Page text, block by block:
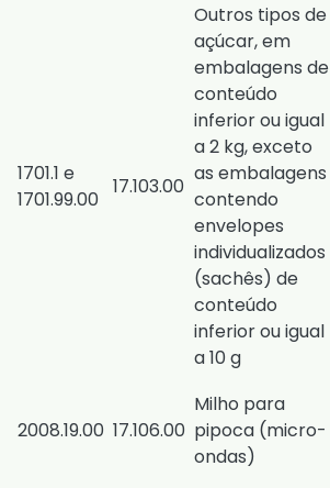
1701.1 e
1701.99.00
17.103.00
Outros tipos de
açúcar, em
embalagens de
conteúdo
inferior ou igual
a 2 kg, exceto
as embalagens
contendo
envelopes
individualizados
(sachês) de
conteúdo
inferior ou igual
a 10 g
2008.19.00 17.106.00
Milho para
pipoca (micro-
ondas)